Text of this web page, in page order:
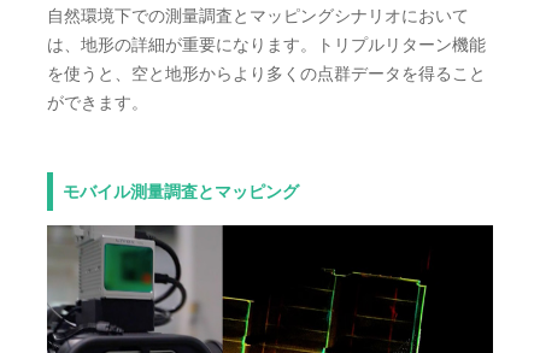
自然環境下での測量調査とマッピングシナリオにおいて
は、地形の詳細が重要になります。トリプルリターン機能
を使うと、空と地形からより多くの点群データを得ること
ができます。
モバイル測量調査とマッピング